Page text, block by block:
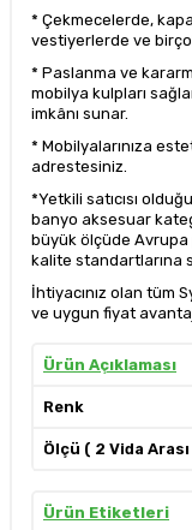
* Çekmecelerde,
vestiyerlerde ve
* Paslanma ve
mobilya kulpları
imkânı sunar.
* Mobilyalarınıza
adrestesiniz.
*Yetkili satıcısı
banyo aksesuar
büyük ölçüde Avrupa
kalite standartlarına
İhtiyacınız olan tüm
ve uygun fiyat
Ürün Açıklaması
Renk
Ölçü ( 2 Vida Arası
Ürün Etiketleri